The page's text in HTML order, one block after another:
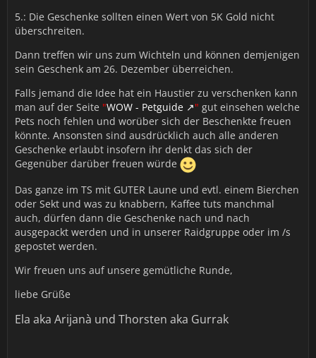
5.: Die Geschenke sollten einen Wert von 5K Gold nicht
überschreiten.
Dann treffen wir uns zum Wichteln und können demjenigen
sein Geschenk am 26. Dezember überreichen.
Falls jemand die Idee hat ein Haustier zu verschenken kann
man auf der Seite "WOW - Petguide " gut einsehen welche
Pets noch fehlen und worüber sich der Beschenkte freuen
könnte. Ansonsten sind ausdrücklich auch alle anderen
Geschenke erlaubt insofern ihr denkt das sich der
Gegenüber darüber freuen würde
Das ganze im TS mit GUTER Laune und evtl. einem Bierchen
oder Sekt und was zu knabbern, Kaffee tuts manchmal
auch, dürfen dann die Geschenke nach und nach
ausgepackt werden und in unserer Raidgruppe oder im /s
gepostet werden.
Wir freuen uns auf unsere gemütliche Runde,
liebe Grüße
Ela aka Arijanà und Thorsten aka Gurrak